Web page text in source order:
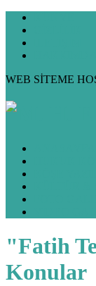
WEB SİTEME
"Fatih
Konular